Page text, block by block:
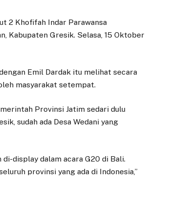
2 Khofifah Indar Parawansa
Kabupaten Gresik. Selasa, 15 Oktober
Emil Dardak itu melihat secara
masyarakat setempat.
Provinsi Jatim sedari dulu
sudah ada Desa Wedani yang
display dalam acara G20 di Bali.
provinsi yang ada di Indonesia,”